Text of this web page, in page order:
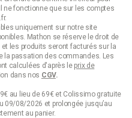
ne fonctionne que sur les comptes
uniquement sur notre site
Mathon se réserve le droit de
les produits seront facturés sur la
la passation des commandes. Les
calculées d'après le prix de
dans nos CGV.
au lieu de 69€ et Colissimo gratuite
09/08/2026 et prolongée jusqu’au
au panier.